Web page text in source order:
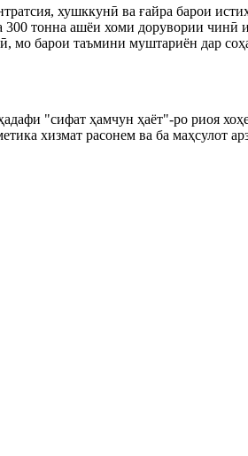
хушккунӣ ва ғайра барои
тонна ашёи хоми дорувории чинӣ
мо барои таъмини муштариён дар
"сифат ҳамчун ҳаёт"-ро риоя
хизмат расонем ва ба маҳсулот